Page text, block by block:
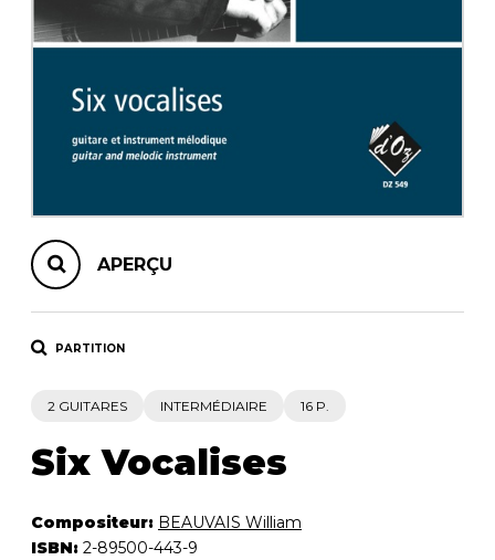
APERÇU
PARTITION
2 GUITARES INTERMÉDIAIRE 16 P.
Six Vocalises
Compositeur: BEAUVAIS William
ISBN: 2-89500-443-9